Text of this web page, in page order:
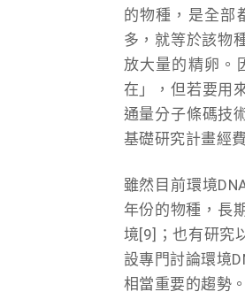
的物種，是全部
多，就等於該物
放大量的精卵。
在」，但若要用
通量分子條碼技
基礎研究計畫經
雖然目前環境
年份的物種，長
境[9]；也有研究
設專門討論環境
相當重要的趨勢。